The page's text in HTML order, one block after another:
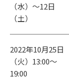
（水）～12日
（土）
2022年10月25日
（火）13:00～
19:00